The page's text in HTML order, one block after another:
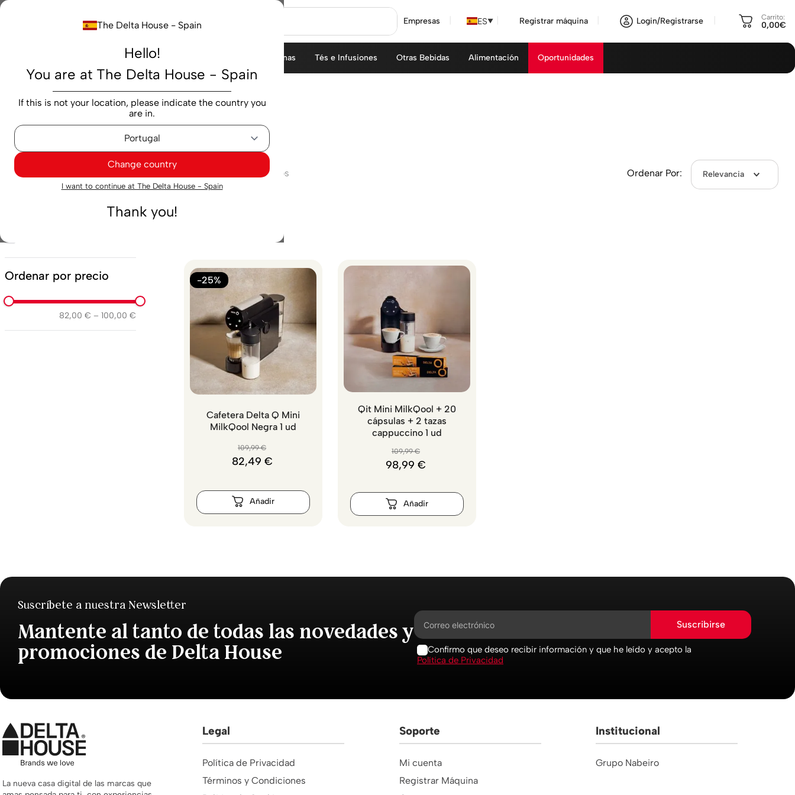
The Delta House - Spain
Hello!
You are at The Delta House - Spain
If this is not your location, please indicate the country you
are in.
Change country
I want to continue at The Delta House - Spain
Thank you!
Empresas ES▼ Registrar máquina Login/Registrarse Carrito:
0,00€
Marcas Máquinas Tés e Infusiones Otras Bebidas Alimentación Oportunidades
Máquinas Cápsulas Lana de leche pequeña
Lana de leche pequeña
Filtros
Ordenar por precio
82,00 € – 100,00 €
Resultados encontrados Ordenar Por: Relevancia
-25%
Cafetera Delta Q Mini
MilkQool Negra 1 ud
109,99 €
82,49 €
Qit Mini MilkQool + 20
cápsulas + 2 tazas
cappuccino 1 ud
109,99 €
98,99 €
Suscríbete a nuestra Newsletter
Mantente al tanto de todas las novedades y
promociones de Delta House
Suscribirse
Confirmo que deseo recibir información y que he leído y acepto la
Política de Privacidad
La nueva casa digital de las marcas que
Legal
Política de Privacidad
Términos y Condiciones
Soporte
Mi cuenta
Registrar Máquina
Institucional
Grupo Nabeiro